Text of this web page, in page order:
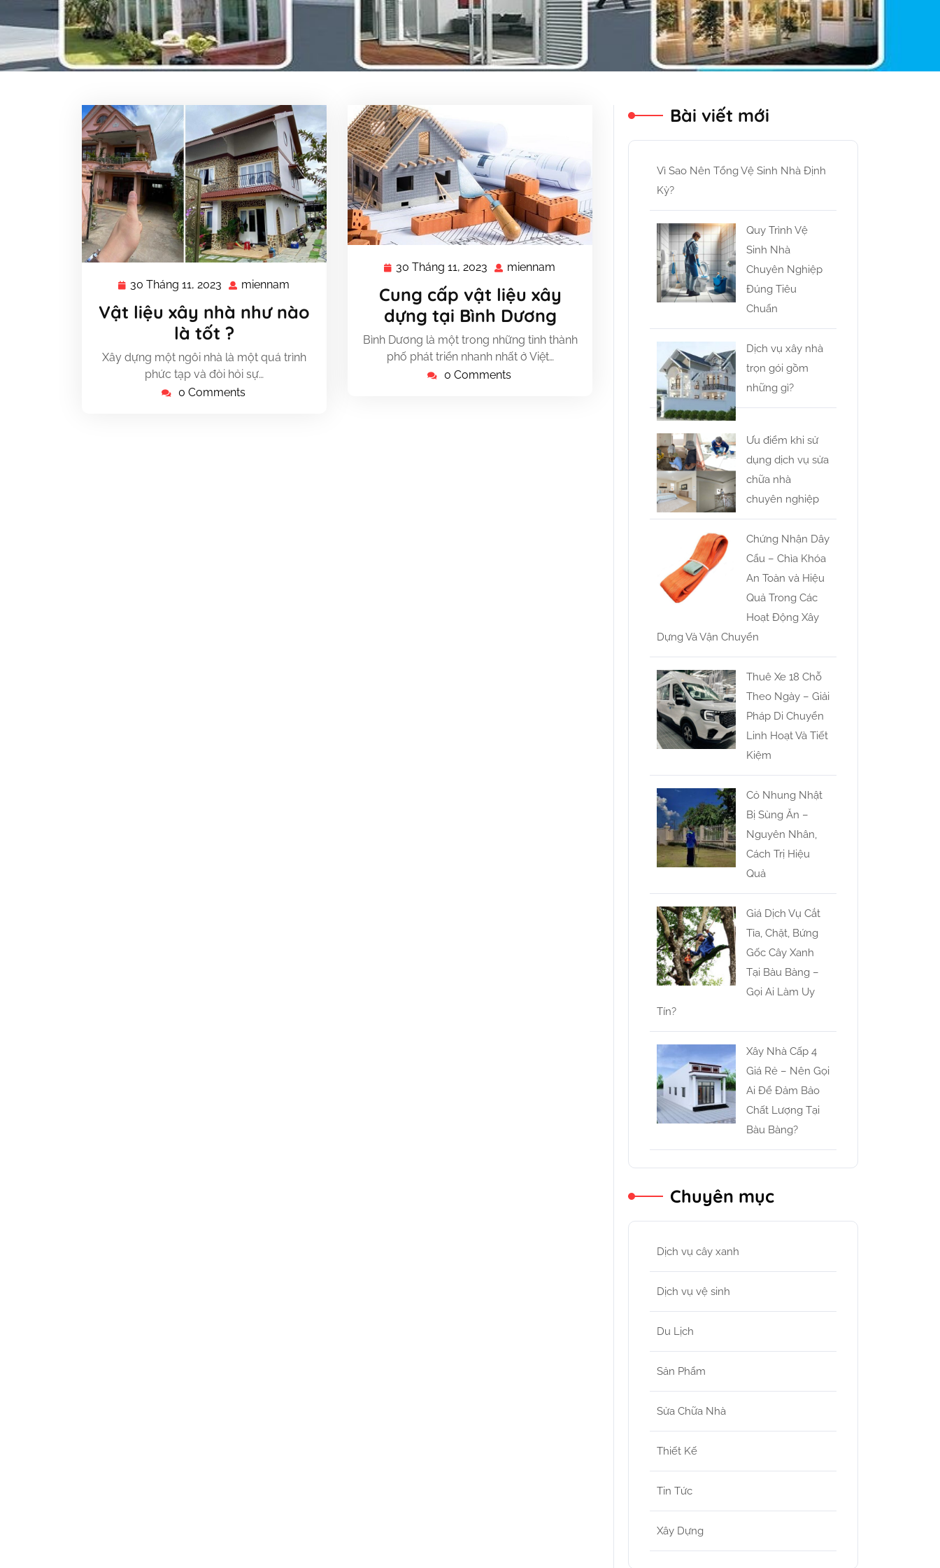
30 Tháng 11, 2023 30
11,
2023
miennam
Vật liệu xây nhà như nào
là tốt ?
Xây dựng một ngôi nhà là một quá trình
phức tạp và đòi hỏi sự…
0 Comments
30 Tháng 11, 2023 30
Tháng
11,
2023
miennam
Cung cấp vật liệu xây
dựng tại Bình Dương
Bình Dương là một trong những tỉnh thành
phố phát triển nhanh nhất ở Việt…
0 Comments
Bài viết mới
Vì Sao Nên Tổng Vệ Sinh Nhà Định
Kỳ?
Quy Trình Vệ
Sinh Nhà
Chuyên Nghiệp
Đúng Tiêu
Chuẩn
Dịch vụ xây nhà
trọn gói gồm
những gì?
Ưu điểm khi sử
dụng dịch vụ sửa
chữa nhà
chuyên nghiệp
Chứng Nhận Dây
Cẩu – Chìa Khóa
An Toàn và Hiệu
Quả Trong Các
Hoạt Động Xây
Dựng Và Vận Chuyển
Thuê Xe 18 Chỗ
Theo Ngày – Giải
Pháp Di Chuyển
Linh Hoạt Và Tiết
Kiệm
Cỏ Nhung Nhật
Bị Sùng Ăn –
Nguyên Nhân,
Cách Trị Hiệu
Quả
Giá Dịch Vụ Cắt
Tỉa, Chặt, Bứng
Gốc Cây Xanh
Tại Bàu Bàng –
Gọi Ai Làm Uy
Tín?
Xây Nhà Cấp 4
Giá Rẻ – Nên Gọi
Ai Để Đảm Bảo
Chất Lượng Tại
Bàu Bàng?
Chuyên mục
Dịch vụ cây xanh
Dịch vụ vệ sinh
Du Lịch
Sản Phẩm
Sửa Chữa Nhà
Thiết Kế
Tin Tức
Xây Dựng